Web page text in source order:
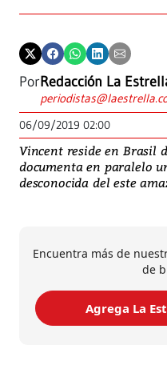
PorRedacción La
06/09/2019 02:00
Vincent reside en Brasil
documenta en paralelo
desconocida del este
Encuentra más de
de
Agrega La